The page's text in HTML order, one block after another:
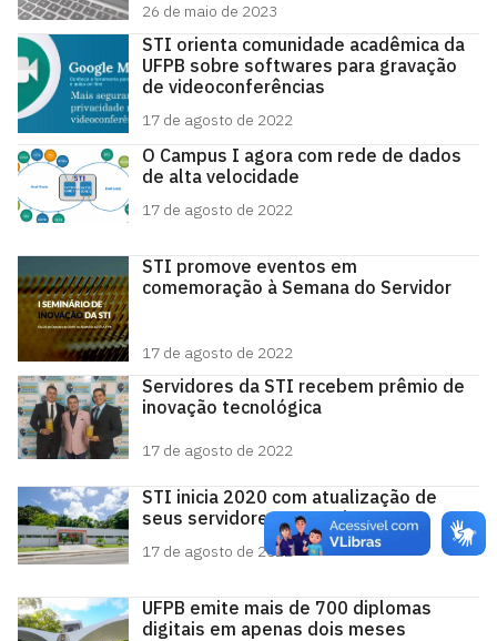
26 de maio de 2023
STI orienta comunidade acadêmica da
UFPB sobre softwares para gravação
de videoconferências
17 de agosto de 2022
O Campus I agora com rede de dados
de alta velocidade
17 de agosto de 2022
STI promove eventos em
comemoração à Semana do Servidor
17 de agosto de 2022
Servidores da STI recebem prêmio de
inovação tecnológica
17 de agosto de 2022
STI inicia 2020 com atualização de
seus servidores em Spring Boot
17 de agosto de 2022
UFPB emite mais de 700 diplomas
digitais em apenas dois meses